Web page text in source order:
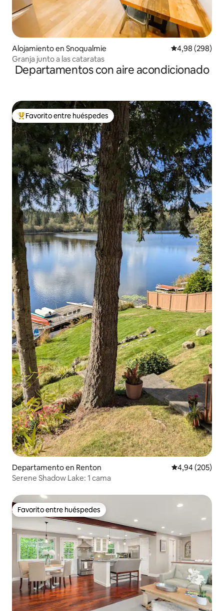
Alojamiento en Snoqualmie Calificación
4,98 (298)
Granja junto a las cataratas
Departamentos con aire acondicionado
Favorito entre los huéspedes más destacados
Favorito entre huéspedes
Departamento en Renton Calificación
4,94 (205)
Serene Shadow Lake: 1 cama
Favorito entre huéspedes
Favorito entre huéspedes